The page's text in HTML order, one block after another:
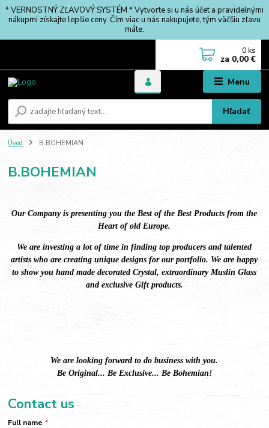
* VERNOSTNÝ ZĽAVOVÝ SYSTÉM * Vytvorte si u nás účet a pravidelnými
nákupmi získajte lepšie ceny. Čím viac u nás nakupujete, tým väčšiu zľavu
máte.
Menu
Hľadať
0 ks
za 0,00 €
Úvod B.BOHEMIAN
B.BOHEMIAN
Our Company is presenting you the Best of the Best Productsfrom the
Heart of old Europe.
We are investing a lot of time in findingtop producers and talented
artists who are creating unique designsfor our portfolio. We are happy
to show you hand made decorated Crystal,extraordinary Muslin Glass
and exclusive Gift products.
We are looking forward to do business with you.
Be Original... Be Exclusive... Be Bohemian!
Contact us
Full name *